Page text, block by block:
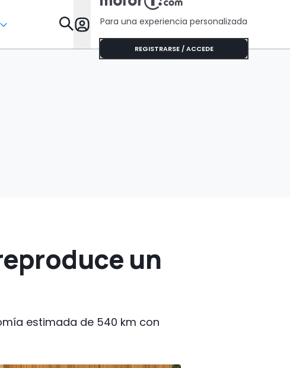
Para una experiencia personalizada
REGISTRARSE / ACCEDE
un
estimada de 540 km con